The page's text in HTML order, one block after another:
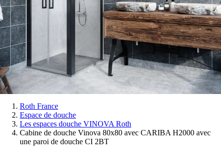
Vous
êtes
Roth France
Espace de douche
Les espaces douche VINOVA Roth
Cabine de douche Vinova 80x80 avec CARIBA H2000 avec
une paroi de douche CI 2BT